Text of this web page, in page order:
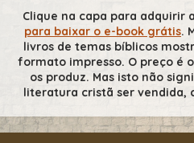
Clique na capa para adquirir
para baixar o e-book grátis.
livros de temas bíblicos
formato impresso. O preço é
os produz. Mas isto não
literatura cristã ser vendida,